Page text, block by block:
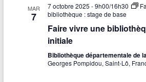
MAR
7
7 octobre 2025 - 9h00/16h30
bibliothèque : stage de base
Faire vivre une
initiale
Bibliothèque départementale de
Georges Pompidou, Saint-Lô,